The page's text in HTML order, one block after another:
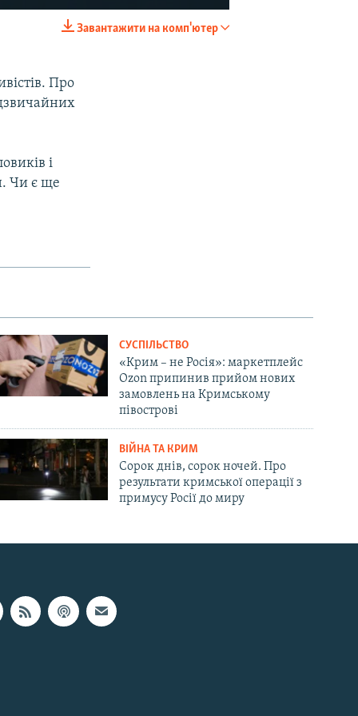
Завантажити на комп'ютер
Про
і
Чи є ще
СУСПІЛЬСТВО
«Крим – не Росія»: маркетплейс
Ozon припинив прийом нових
замовлень на Кримському
півострові
ВІЙНА ТА КРИМ
Сорок днів, сорок ночей. Про
результати кримської операції з
примусу Росії до миру